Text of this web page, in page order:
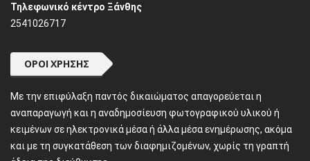
Τηλεφωνικό κέντρο Ξάνθης
2541026717
ΌΡΟΙ ΧΡΉΣΗΣ
Mε την επιφύλαξη παντός δικαιώματος απαγορεύεται η
αναπαραγωγή και η αναδημοσίευση φωτογραφικού υλικού ή
κειμένων σε ηλεκτρονικά μέσα ή άλλα μέσα ενημέρωσης, ακόμα
και με τη συγκατάθεση των διαφημιζομένων, χωρίς τη γραπτή